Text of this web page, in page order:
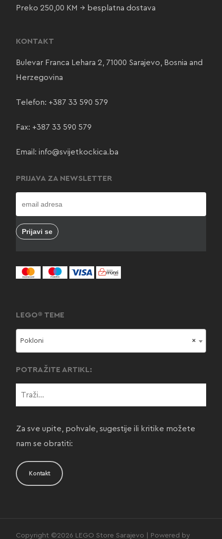
Preko 250,00 KM → besplatna dostava
KONTAKT
Bulevar Franca Lehara 2, 71000 Sarajevo, Bosnia and
Herzegovina
Telefon: +387 33 590 579
Fax: +387 33 590 579
Email: info@svijetkockica.ba
PRIJAVA ZA NEWSLETTER
LEGO® TEME
×
Pokloni
POTRAŽITE ARTIKL:
Za sve upite, pohvale, sugestije ili kritike možete
nam se obratiti:
Kontakt
Copyright ©2026 LEGO Store Sarajevo | Powered by